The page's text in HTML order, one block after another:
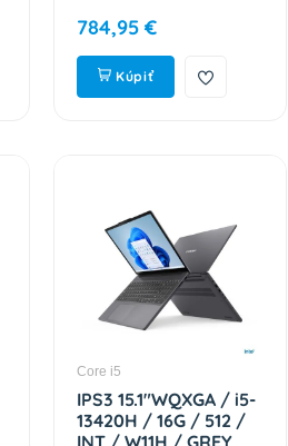
512GB / Intel int /
W11H / Blue / 2R
83K10066CK
784,95 €
Kúpiť
Core i5
IPS3 15.1"WQXGA / i5-
13420H / 16G / 512 /